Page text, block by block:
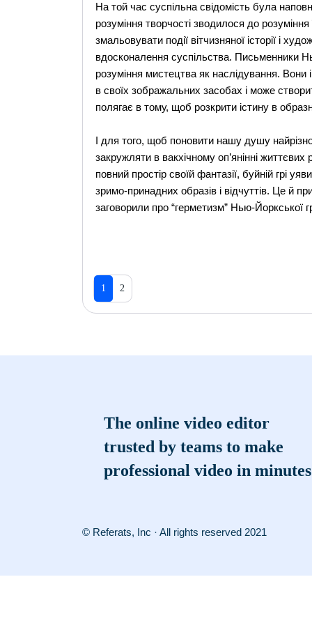
На той час суспільна свідомість була
розуміння творчості зводилося до
змальовувати події вітчизняної історії і
вдосконалення суспільства. Письменники
розуміння мистецтва як наслідування. Вони
в своїх зображальних засобах і може
полягає в тому, щоб розкрити істину в
І для того, щоб поновити нашу душу
закружляти в вакхічному оп’янінні
повний простір своїй фантазії, буйній грі
зримо-принадних образів і відчуттів. Це й
заговорили про “герметизм” Нью-Йоркської
1 2
The online video editor
trusted by teams to make
professional video in minutes
© Referats, Inc · All rights reserved 2021